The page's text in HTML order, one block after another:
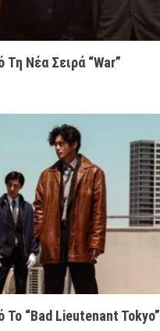
Νέα Σειρά “War”
“Bad Lieutenant Tokyo”